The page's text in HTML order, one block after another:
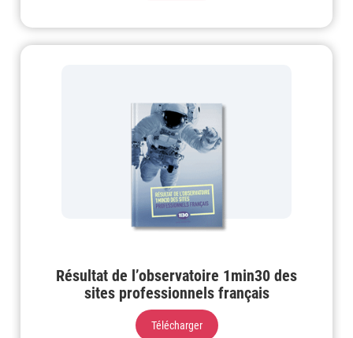
Résultat de l’observatoire 1min30 des
sites professionnels français
Télécharger